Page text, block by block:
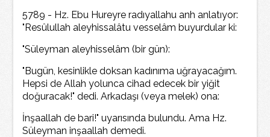
5789 - Hz. Ebu Hureyre radıyallahu anh anlatıyor:
"Resûlullah aleyhissalâtu vesselâm buyurdular ki:
"Süleyman aleyhisselâm (bir gün):
"Bugün, kesinlikle doksan kadınıma uğrayacağım.
Hepsi de Allah yolunca cihad edecek bir yiğit
doğuracak!" dedi. Arkadaşı (veya melek) ona:
İnşaallah de bari!" uyarısında bulundu. Ama Hz.
Süleyman inşaallah demedi.